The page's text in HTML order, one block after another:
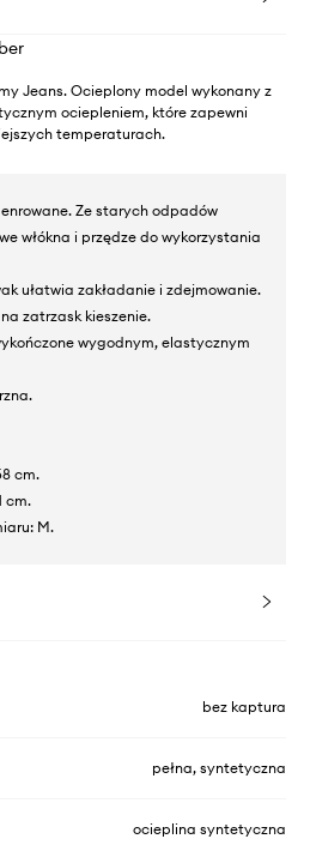
Jeans. Ocieplony model wykonany z
ociepleniem, które zapewni
temperaturach.
Ze starych odpadów
włókna i przędze do wykorzystania
ułatwia zakładanie i zdejmowanie.
zatrzask kieszenie.
wygodnym, elastycznym
cm.
cm.
M.
bez kaptura
pełna, syntetyczna
ocieplina syntetyczna